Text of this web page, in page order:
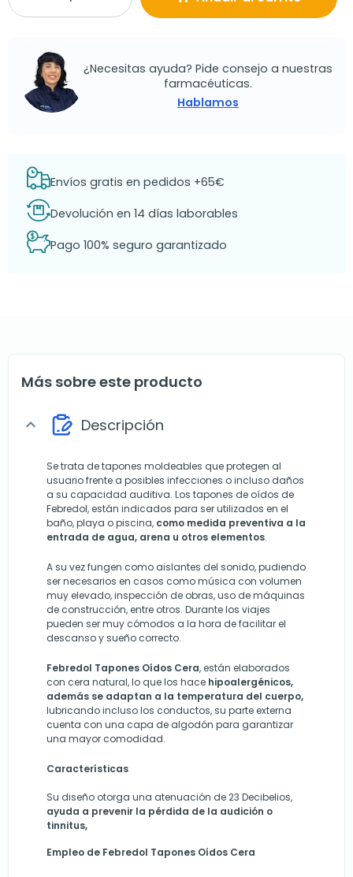
¿Necesitas ayuda? Pide consejo a nuestras
farmacéuticas.
Hablamos
Envíos gratis en pedidos +65€
Devolución en 14 días laborables
Pago 100% seguro garantizado
Más sobre este producto
expand_more Descripción
Se trata de tapones moldeables que protegen al
usuario frente a posibles infecciones o incluso daños
a su capacidad auditiva. Los tapones de oídos de
Febredol, están indicados para ser utilizados en el
baño, playa o piscina, como medida preventiva a la
entrada de agua, arena u otros elementos.
A su vez fungen como aislantes del sonido, pudiendo
ser necesarios en casos como música con volumen
muy elevado, inspección de obras, uso de máquinas
de construcción, entre otros. Durante los viajes
pueden ser muy cómodos a la hora de facilitar el
descanso y sueño correcto.
Febredol Tapones Oídos Cera, están elaborados
con cera natural, lo que los hace hipoalergénicos,
además se adaptan a la temperatura del cuerpo,
lubricando incluso los conductos, su parte externa
cuenta con una capa de algodón para garantizar
una mayor comodidad.
Características
Su diseño otorga una atenuación de 23 Decibelios,
ayuda a prevenir la pérdida de la audición o
tinnitus,
Empleo de Febredol Tapones Oídos Cera